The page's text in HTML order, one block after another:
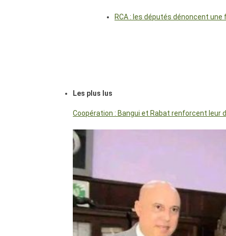
RCA : les députés dénoncent
Les plus lus
Coopération : Bangui et Rabat renforcent leur